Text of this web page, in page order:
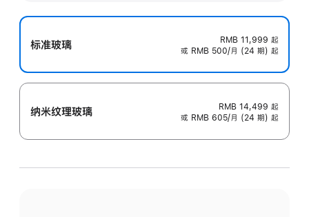
标准玻璃 RMB 11,999 起
或 RMB 500/月 (24 期) 起
纳米纹理玻璃 RMB 14,499 起
或 RMB 605/月 (24 期) 起